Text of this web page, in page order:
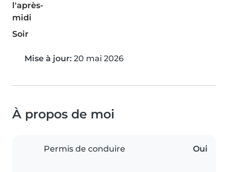
l'après-
midi
Soir
Mise à jour: 20 mai 2026
À propos de moi
Permis de conduire Oui